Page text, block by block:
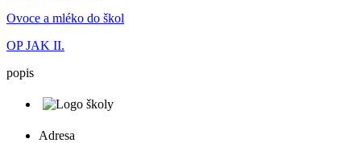
Ovoce a mléko do škol
OP JAK II.
popis
Adresa